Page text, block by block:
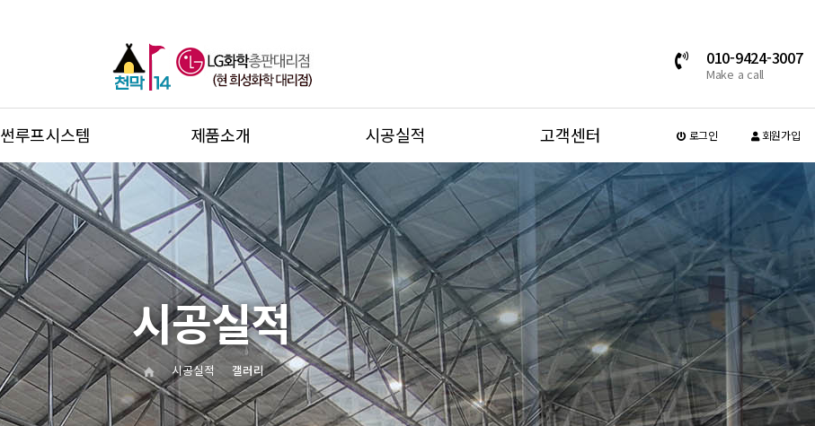
010-9424-3007
Make a call
썬루프시스템 제품소개 시공실적 고객센터 로그인 회원가입
시공실적 갤러리
시공실적